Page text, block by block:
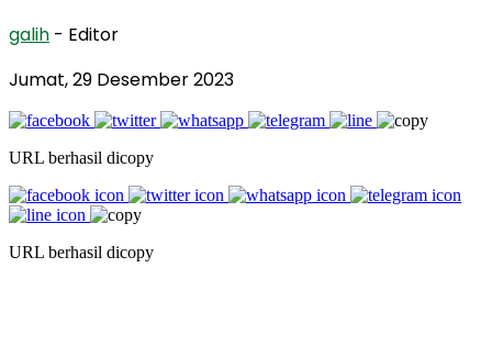
galih - Editor
Jumat, 29 Desember 2023
URL berhasil dicopy
URL berhasil dicopy